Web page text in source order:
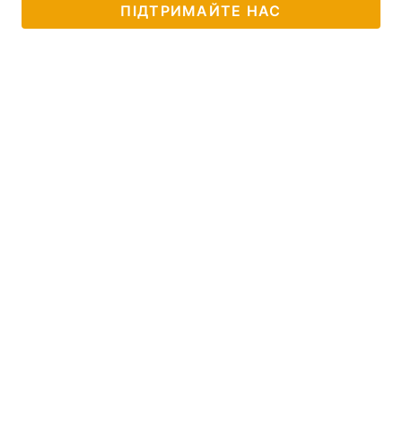
ПІДТРИМАЙТЕ НАС